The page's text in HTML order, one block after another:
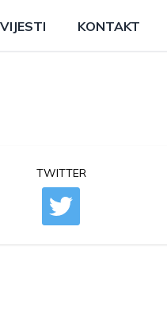
VIJESTI KONTAKT
TWITTER